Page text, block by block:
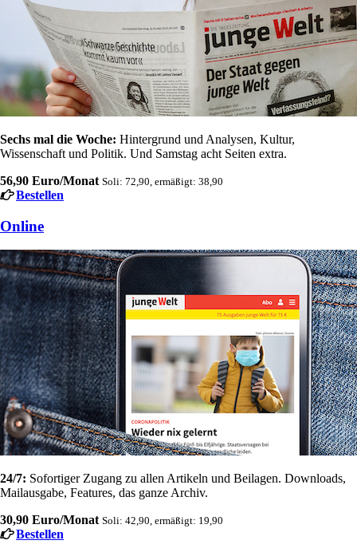
Sechs mal die Woche: Hintergrund und Analysen, Kultur,
Wissenschaft und Politik. Und Samstag acht Seiten extra.
56,90 Euro/Monat Soli: 72,90, ermäßigt: 38,90
Bestellen
Online
24/7: Sofortiger Zugang zu allen Artikeln und Beilagen. Downloads,
Mailausgabe, Features, das ganze Archiv.
30,90 Euro/Monat Soli: 42,90, ermäßigt: 19,90
Bestellen